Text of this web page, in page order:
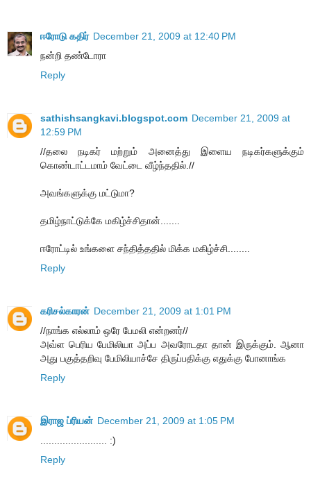
ஈரோடு கதிர் December 21, 2009 at 12:40 PM
நன்றி தண்டோரா
Reply
sathishsangkavi.blogspot.com December 21, 2009 at
12:59 PM
//தலை நடிகர் மற்றும் அனைத்து இளைய நடிகர்களுக்கும்
கொண்டாட்டமாம் வேட்டை வீழ்ந்ததில்.//
அவங்களுக்கு மட்டுமா?
தமிழ்நாட்டுக்கே மகிழ்ச்சிதான்.......
ஈரோட்டில் உங்களை சந்தித்ததில் மிக்க மகிழ்ச்சி........
Reply
க‌ரிச‌ல்கார‌ன் December 21, 2009 at 1:01 PM
//நாங்க எல்லாம் ஒரே பேமலி என்றனர்//
அவ்ள‌ பெரிய‌ பேமிலியா அப்ப‌ அவ‌ரோடதா தான் இருக்கும். ஆனா
அது ப‌குத்த‌றிவு பேமிலியாச்சே திருப்ப‌திக்கு எதுக்கு போனாங்க‌
Reply
இராஜ ப்ரியன் December 21, 2009 at 1:05 PM
........................ :)
Reply